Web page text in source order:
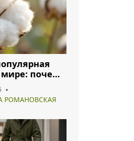
почему
полиэстер
в 2026 году
РОМАНОВСКАЯ